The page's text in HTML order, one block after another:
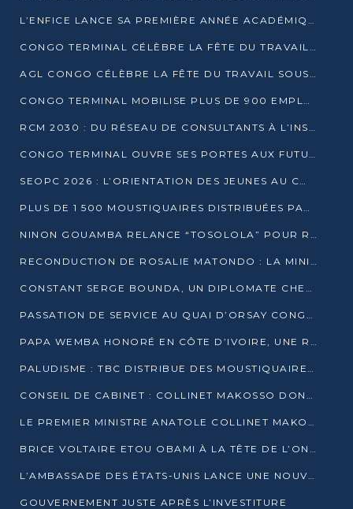
L’ENFICE LANCE SA PREMIÈRE ANNÉE ACADÉMIQUE AVEC 100 FUTURS ENSEIGNANTS
CONGO TERMINAL CÉLÈBRE LA FÊTE DU TRAVAIL AVEC SES COLLABORATEURS À POINTE-NOIRE
AGL CONGO CÉLÈBRE LA FÊTE DU TRAVAIL SOUS LE SIGNE DE LA COHÉSION
CONGO TERMINAL MOBILISE PLUS DE 900 EMPLOYÉS AUTOUR DE LA SÉCURITÉ AU TRAVAIL
RCM 2030 : DU RÉSEAU DE CONSULTANTS À L’INSTRUMENT DE PUISSANCE EN AFRIQUE FRANCOPHONE
CONGO TERMINAL OUVRE SES PORTES AUX FUTURS INGÉNIEURS AU FORUM DES MÉTIERS D’UCAC-ICAM
SEOPC 2026 : L’ORIENTATION DES JEUNES AU CŒUR DE LA DEUXIÈME ÉDITION
PLUS DE 1 500 MOUSTIQUAIRES DISTRIBUÉES PAR AGL ET CONGO TERMINAL DANS LA LUTTE CONTRE LE PALUDISME
NINON GOUAMBA RELANCE “TOSOLOLA” POUR RENFORCER LE DIALOGUE AVEC LES CITOYENS
RECONDUCTION DE ROSALIE MATONDO : LA MINISTRE PROMET D’ACCÉLÉRER LE TRAITEMENT DES DOSSIERS ET DE RELEVER DE NOUVEAUX DÉFIS
CONSTANT SERGE BOUNDA, UN DIPLOMATE CHEVRONNÉ AUX COMMANDES DES AFFAIRES ÉTRANGÈRES
PASSATION DE SERVICE AU QUAI D’ORSAY CONGOLAIS : GAKOSSO PASSE LE FLAMBEAU À BOUNDA
PAPA WEMBA HONORÉ EN CÔTE D’IVOIRE, UNE RUE PORTE DÉSORMAIS SON NOM
PALUDISME : TBC DISTRIBUE DES MOUSTIQUAIRES DANS DEUX CSI DE BRAZZAVILLE
CONSEIL DE CABINET : COLLINET MAKOSSO DONNE SES DERNIÈRES ORIENTATIONS
LE PREMIER MINISTRE ANATOLE COLLINET MAKOSSO DÉMISSIONNE AVEC SON GOUVERNEMENT
BRICE VOLTAIRE ETOU OBAMI À LA TÊTE DE L’ONEC-C POUR TROIS ANS
L’AMBASSADE DES ÉTATS-UNIS LANCE UNE NOUVELLE COHORTE DU PROGRAMME ACCESS MICRO-SCHOLARSHIP
GOUVERNEMENT JUSTE APRÈS L’INVESTITURE